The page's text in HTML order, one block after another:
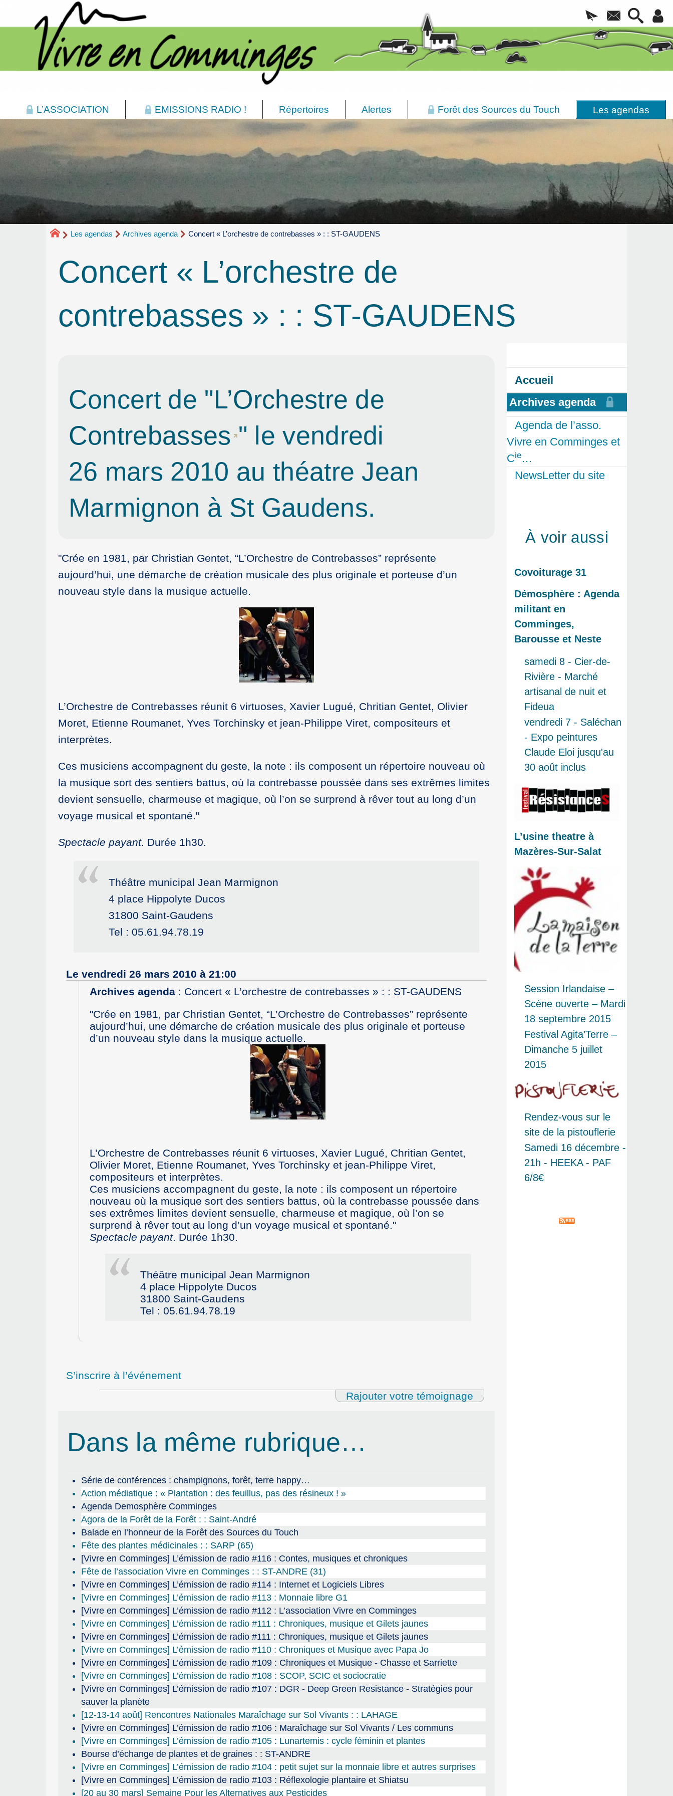
L’ASSOCIATION EMISSIONS RADIO ! Répertoires Alertes Forêt des Sources du Touch Les agendas
Les agendas Archives agenda Concert « L’orchestre de contrebasses » : : ST-GAUDENS
Concert « L’orchestre de
contrebasses » : : ST-GAUDENS
Concert de "L’Orchestre de
Contrebasses " le vendredi
26 mars 2010 au théatre Jean
Marmignon à St Gaudens.
"Crée en 1981, par Christian Gentet, “L’Orchestre de Contrebasses” représente
aujourd’hui, une démarche de création musicale des plus originale et porteuse d’un
nouveau style dans la musique actuelle.
L’Orchestre de Contrebasses réunit 6 virtuoses, Xavier Lugué, Chritian Gentet, Olivier
Moret, Etienne Roumanet, Yves Torchinsky et jean-Philippe Viret, compositeurs et
interprètes.
Ces musiciens accompagnent du geste, la note : ils composent un répertoire nouveau où
la musique sort des sentiers battus, où la contrebasse poussée dans ses extrêmes limites
devient sensuelle, charmeuse et magique, où l’on se surprend à rêver tout au long d’un
voyage musical et spontané."
Spectacle payant. Durée 1h30.
Théâtre municipal Jean Marmignon
4 place Hippolyte Ducos
31800 Saint-Gaudens
Tel : 05.61.94.78.19
Le vendredi 26 mars 2010 à 21:00
Archives agenda: Concert « L’orchestre de contrebasses » : : ST-GAUDENS
"Crée en 1981, par Christian Gentet, “L’Orchestre de Contrebasses” représente
aujourd’hui, une démarche de création musicale des plus originale et porteuse
d’un nouveau style dans la musique actuelle.
L’Orchestre de Contrebasses réunit 6 virtuoses, Xavier Lugué, Chritian Gentet,
Olivier Moret, Etienne Roumanet, Yves Torchinsky et jean-Philippe Viret,
compositeurs et interprètes.
Ces musiciens accompagnent du geste, la note : ils composent un répertoire
nouveau où la musique sort des sentiers battus, où la contrebasse poussée dans
ses extrêmes limites devient sensuelle, charmeuse et magique, où l’on se
surprend à rêver tout au long d’un voyage musical et spontané."
Spectacle payant. Durée 1h30.
Théâtre municipal Jean Marmignon
4 place Hippolyte Ducos
31800 Saint-Gaudens
Tel : 05.61.94.78.19
S’inscrire à l’événement
Rajouter votre témoignage
Dans la même rubrique…
Série de conférences : champignons, forêt, terre happy…
Action médiatique : « Plantation : des feuillus, pas des résineux ! »
Agenda Demosphère Comminges
Agora de la Forêt de la Forêt : : Saint-André
Balade en l’honneur de la Forêt des Sources du Touch
Fête des plantes médicinales : : SARP (65)
[Vivre en Comminges] L’émission de radio #116 : Contes, musiques et chroniques
Fête de l’association Vivre en Comminges : : ST-ANDRE (31)
[Vivre en Comminges] L’émission de radio #114 : Internet et Logiciels Libres
[Vivre en Comminges] L’émission de radio #113 : Monnaie libre G1
[Vivre en Comminges] L’émission de radio #112 : L’association Vivre en Comminges
[Vivre en Comminges] L’émission de radio #111 : Chroniques, musique et Gilets jaunes
[Vivre en Comminges] L’émission de radio #111 : Chroniques, musique et Gilets jaunes
[Vivre en Comminges] L’émission de radio #110 : Chroniques et Musique avec Papa Jo
[Vivre en Comminges] L’émission de radio #109 : Chroniques et Musique - Chasse et Sarriette
[Vivre en Comminges] L’émission de radio #108 : SCOP, SCIC et sociocratie
[Vivre en Comminges] L’émission de radio #107 : DGR - Deep Green Resistance - Stratégies pour
sauver la planète
[12-13-14 août] Rencontres Nationales Maraîchage sur Sol Vivants : : LAHAGE
[Vivre en Comminges] L’émission de radio #106 : Maraîchage sur Sol Vivants / Les communs
[Vivre en Comminges] L’émission de radio #105 : Lunartemis : cycle féminin et plantes
Bourse d’échange de plantes et de graines : : ST-ANDRE
[Vivre en Comminges] L’émission de radio #104 : petit sujet sur la monnaie libre et autres surprises
[Vivre en Comminges] L’émission de radio #103 : Réflexologie plantaire et Shiatsu
[20 au 30 mars] Semaine Pour les Alternatives aux Pesticides
Accueil
Archives agenda
Agenda de l’asso.
Vivre en Comminges et
Cie…
NewsLetter du site
À voir aussi
Covoiturage 31
Démosphère : Agenda
militant en
Comminges,
Barousse et Neste
samedi 8 - Cier-de-
Rivière - Marché
artisanal de nuit et
Fideua
vendredi 7 - Saléchan
- Expo peintures
Claude Eloi jusqu'au
30 août inclus
L’usine theatre à
Mazères-Sur-Salat
Session Irlandaise –
Scène ouverte – Mardi
18 septembre 2015
Festival Agita’Terre –
Dimanche 5 juillet
2015
Rendez-vous sur le
site de la pistouflerie
Samedi 16 décembre -
21h - HEEKA - PAF
6/8€